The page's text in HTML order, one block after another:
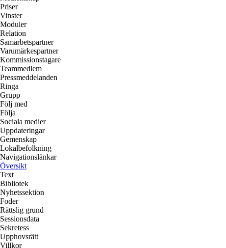
Priser
Vinster
Moduler
Relation
Samarbetspartner
Varumärkespartner
Kommissionstagare
Teammedlem
Pressmeddelanden
Ringa
Grupp
Följ med
Följa
Sociala medier
Uppdateringar
Gemenskap
Lokalbefolkning
Navigationslänkar
Översikt
Text
Bibliotek
Nyhetssektion
Foder
Rättslig grund
Sessionsdata
Sekretess
Upphovsrätt
Villkor